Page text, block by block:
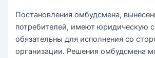
Постановления омбудсмена,
потребителей, имеют юридическую
обязательны для исполнения со
организации. Решения омбудсмена